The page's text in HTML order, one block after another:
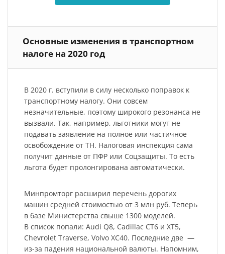
Основные изменения в транспортном
налоге на 2020 год
В 2020 г. вступили в силу несколько поправок к
транспортному налогу. Они совсем
незначительные, поэтому широкого резонанса не
вызвали. Так, например, льготники могут не
подавать заявление на полное или частичное
освобождение от ТН. Налоговая инспекция сама
получит данные от ПФР или Соцзащиты. То есть
льгота будет пролонгирована автоматически.
Минпромторг расширил перечень дорогих
машин средней стоимостью от 3 млн руб. Теперь
в базе Министерства свыше 1300 моделей.
В список попали: Audi Q8, Cadillac CT6 и XT5,
Chevrolet Traverse, Volvo XC40. Последние две —
из-за падения национальной валюты. Напомним,